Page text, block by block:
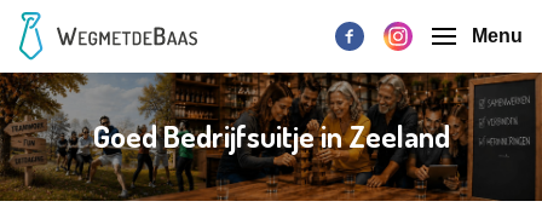
Menu
Goed Bedrijfsuitje in Zeeland